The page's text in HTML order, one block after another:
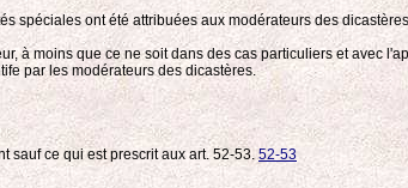
spéciales ont été attribuées aux modérateurs des
à moins que ce ne soit dans des cas particuliers et avec
par les modérateurs des dicastères.
sauf ce qui est prescrit aux art. 52-53.52-53